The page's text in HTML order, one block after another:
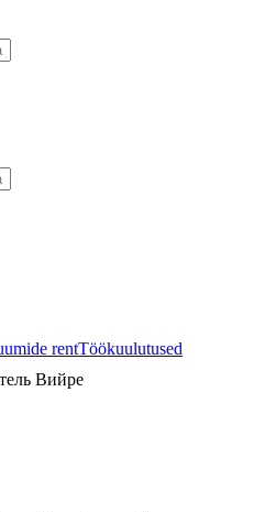
rentTöökuulutused
Вийре